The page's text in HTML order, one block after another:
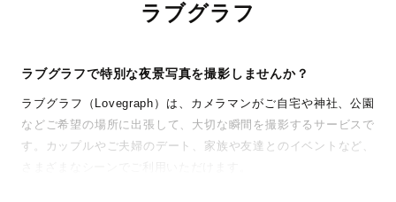
ラブグラフ
ラブグラフで特別な夜景写真を撮影しませんか？
ラブグラフ（Lovegraph）は、カメラマンがご自宅や神社、公園
などご希望の場所に出張して、大切な瞬間を撮影するサービスで
す。カップルやご夫婦のデート、家族や友達とのイベントなど、